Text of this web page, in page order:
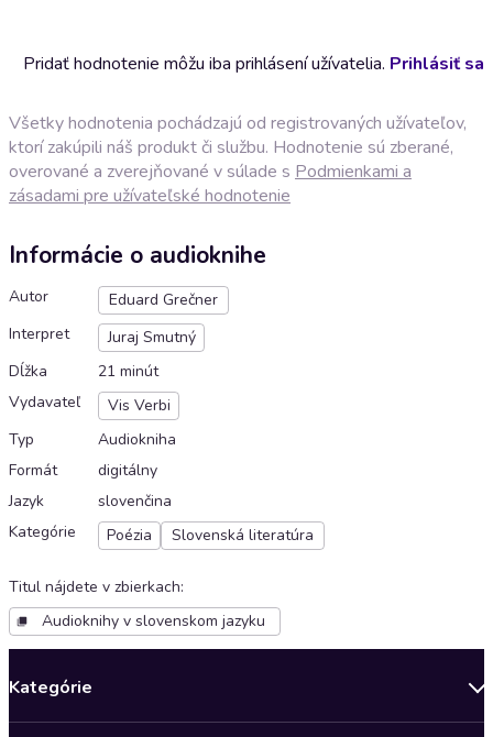
Pridať hodnotenie môžu iba prihlásení užívatelia. Prihlásiť sa
Všetky hodnotenia pochádzajú od registrovaných užívateľov,
ktorí zakúpili náš produkt či službu. Hodnotenie sú zberané,
overované a zverejňované v súlade s Podmienkami a
zásadami pre užívateľské hodnotenie
Informácie o audioknihe
Autor
Eduard Grečner
Interpret
Juraj Smutný
Dĺžka
21 minút
Vydavateľ
Vis Verbi
Typ
Audiokniha
Formát
digitálny
Jazyk
slovenčina
Kategórie
Poézia Slovenská literatúra
Titul nájdete v zbierkach:
Audioknihy v slovenskom jazyku
Kategórie